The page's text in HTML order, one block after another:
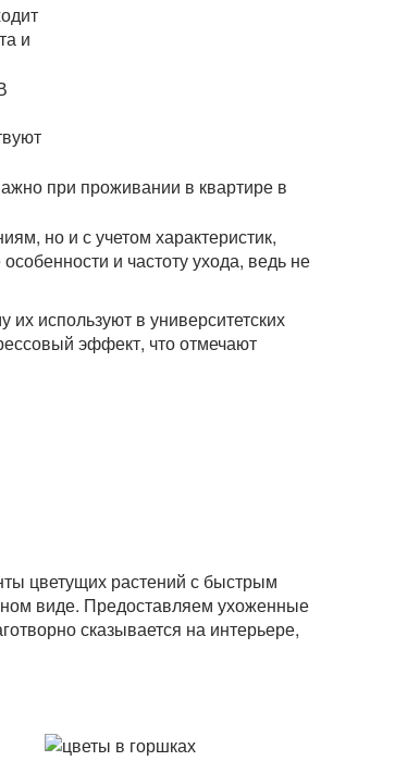
и
при проживании в квартире в
но и с учетом характеристик,
и частоту ухода, ведь не
используют в университетских
эффект, что отмечают
цветущих растений с быстрым
виде. Предоставляем ухоженные
сказывается на интерьере,